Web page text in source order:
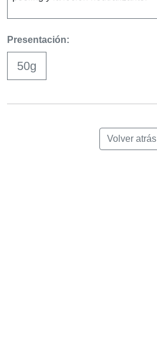
Presentación:
50g
Volver atrás